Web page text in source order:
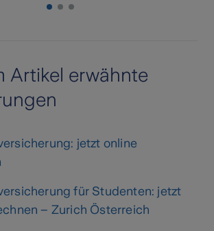
Artikel erwähnte
jetzt online
für Studenten: jetzt
– Zurich Österreich